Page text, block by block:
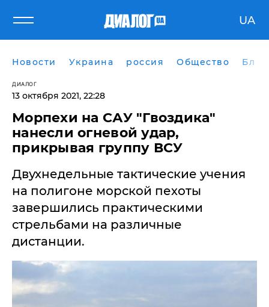
UA
Новости Украина россия Общество
ДИАЛОГ
13 октября 2021, 22:28
Морпехи на САУ "Гвоздика"
нанесли огневой удар,
прикрывая группу ВСУ
Двухнедельные тактические учения
на полигоне морской пехоты
завершились практическими
стрельбами на различные
дистанции.